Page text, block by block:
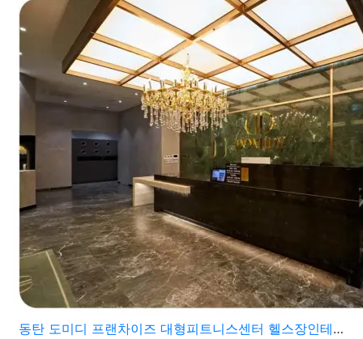
동탄 도미디 프랜차이즈 대형피트니스센터 헬스장인테리어 최상의 고급스러움으로 완성